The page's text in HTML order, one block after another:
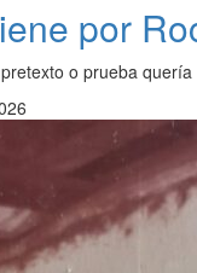
por
o prueba